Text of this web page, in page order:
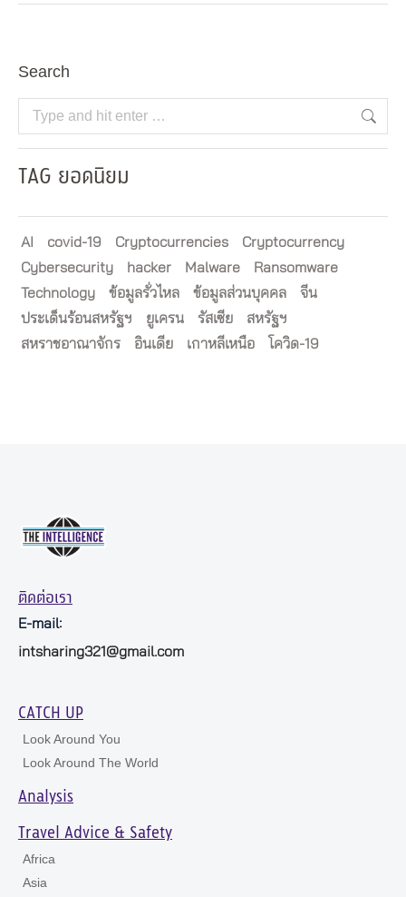
Search
Search:
TAG ยอดนิยม
AI covid-19 Cryptocurrencies
Cryptocurrency
Cybersecurity
hacker Malware
Ransomware
Technology
ข้อมูลรั่วไหล ข้อมูลส่วนบุคคล
จีน
ประเด็นร้อนสหรัฐฯ
ยูเครน รัสเซีย
สหรัฐฯ
สหราชอาณาจักร
อินเดีย เกาหลีเหนือ โควิด-19
ติดต่อเรา
E-mail:
intsharing321@gmail.com
CATCH UP
Look Around You
Look Around The World
Analysis
Travel Advice & Safety
Africa
Asia